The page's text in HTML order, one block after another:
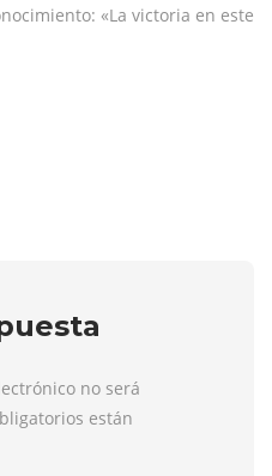
«La victoria en este
no será
están